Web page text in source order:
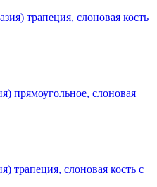
трапеция, слоновая кость
прямоугольное, слоновая
трапеция, слоновая кость с